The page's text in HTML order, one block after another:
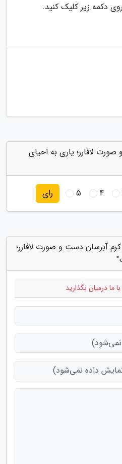
دکمه زیر کلیک کنید.
لافارر؛ یاری به احیای
4
5 رای
کرم آبرسان دست و صورت لافارر؛
ما درمیان بگذارید